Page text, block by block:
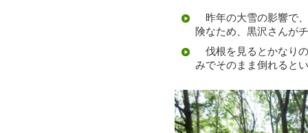
昨年の大雪の影響で
険なため、黒沢さんが
伐根を見るとかなり
みでそのまま倒れると